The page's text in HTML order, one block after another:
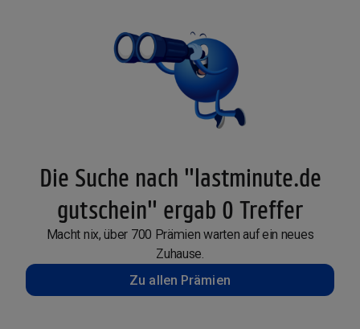
Die Suche nach "lastminute.de
gutschein" ergab 0 Treffer
Macht nix, über 700 Prämien warten auf ein neues
Zuhause.
Zu allen Prämien